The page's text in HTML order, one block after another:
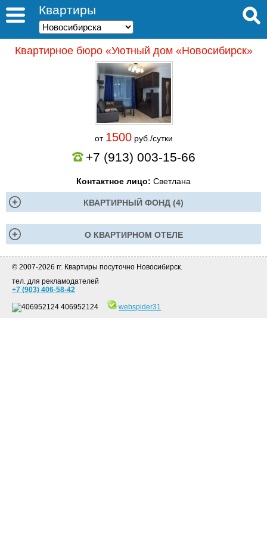
Квартиры
Квартирное бюро «Уютный дом «Новосибирск»
от 1500руб./сутки
+7 (913) 003-15-66
Контактное лицо: Светлана
КВАРТИРНЫЙ ФОНД (4)
О КВАРТИРНОМ ОТЕЛЕ
© 2007-2026 гг. Квартиры посуточно Новосибирск.
тел. для рекламодателей
+7 (903) 406-58-42
406952124 webspider31